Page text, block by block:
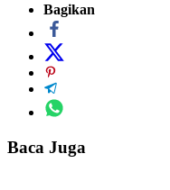
Bagikan
Baca Juga